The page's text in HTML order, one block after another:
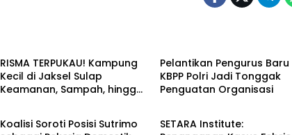
RISMA TERPUKAU! Kampung
Kecil di Jaksel Sulap
Keamanan, Sampah, hingga
Pelantikan Pengurus Baru
KBPP Polri Jadi Tonggak
Penguatan Organisasi
News
Koalisi Soroti Posisi Sutrimo
News
SETARA Institute: